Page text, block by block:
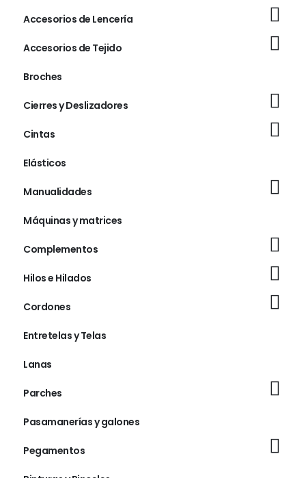
Accesorios de Lencería
Accesorios de Tejido
Broches
Cierres y Deslizadores
Cintas
Elásticos
Manualidades
Máquinas y matrices
Complementos
Hilos e Hilados
Cordones
Entretelas y Telas
Lanas
Parches
Pasamanerías y galones
Pegamentos